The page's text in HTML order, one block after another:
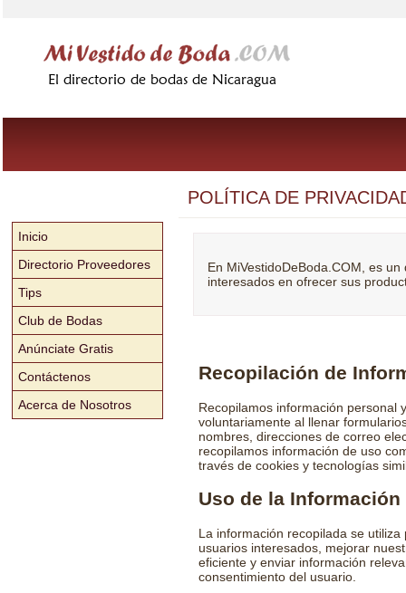
Inicio
Directorio Proveedores
Tips
Club de Bodas
Anúnciate Gratis
Contáctenos
Acerca de Nosotros
POLÍTICA DE
En MiVestidoDeBoda.COM, es
interesados en ofrecer sus
Recopilación de
Recopilamos información personal
voluntariamente al llenar
nombres, direcciones de correo
recopilamos información de uso
través de cookies y tecnologías
Uso de la Información
La información recopilada se
usuarios interesados, mejorar
eficiente y enviar información
consentimiento del usuario.